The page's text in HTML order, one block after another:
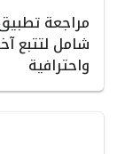
شامل لتتبع
واحترافية